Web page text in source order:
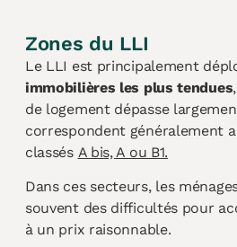
Zones du LLI
Le LLI est principalement
immobilières les plus tendues
de logement dépasse
correspondent généralement
classés A bis, A ou B1.
Dans ces secteurs, les
souvent des difficultés pour
à un prix raisonnable.